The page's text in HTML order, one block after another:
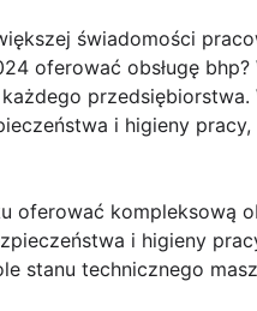
świadomości
oferować obsługę
i higieny
oferować kompleksową
i higieny
stanu technicznego